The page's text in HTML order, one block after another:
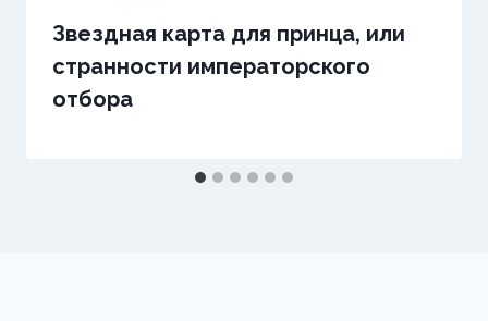
Звездная карта для принца, или
странности императорского
отбора